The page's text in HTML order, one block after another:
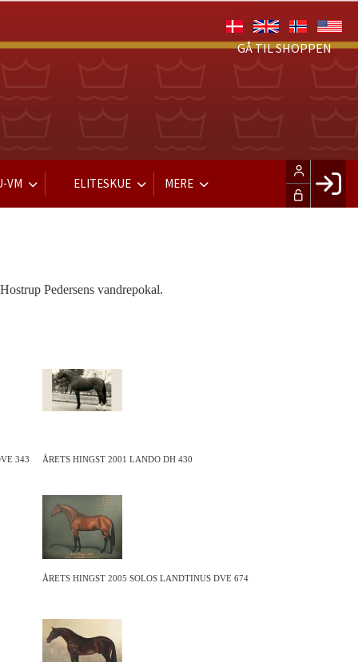
VM ELITESKUE MERE
GÅ TIL SHOPPEN
Pedersens vandrepokal.
343 ÅRETS HINGST 2001 LANDO DH 430
ÅRETS HINGST 2005 SOLOS LANDTINUS DVE 674